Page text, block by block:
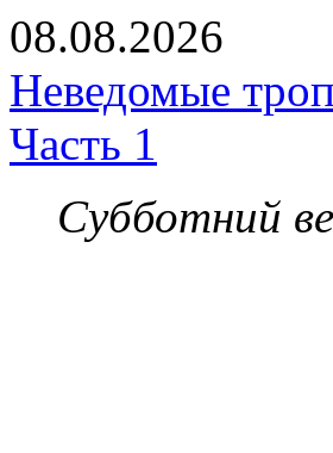
08.08.2026
Неведомые
Часть 1
Субботний